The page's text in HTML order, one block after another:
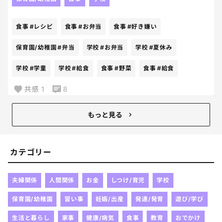
弁当を作る事にしました。ちなみに緑の野菜は毎日1
この夏休み期間で少しでも野菜嫌いが無くなれば良
野菜を使ったおかずでおすすめがあれば教えてくだ
嬉しいです)
食事 #レシピ 食事 #お弁当 食事 #好き嫌い
保育園/幼稚園 #弁当 学校 #お弁当 学校 #夏休み
学校 #学童 学校#給食 食事 #野菜 食事 #給食
共感 1 8
もっと見る
カテゴリー
夫婦関係 人間関係 お金 しつけ/育児 学校
保育園/幼稚園 習い事 妊娠/出産 発達/発育 遊び/学び
生活と暮らし 家事 健康/病気 食事 教育 おでかけ